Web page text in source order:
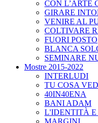
CON L’ARTE
GIRARE
VENIRE AL
COLTIVARE
FUORI POSTO
BLANCA
SEMINARE
Mostre 2015-2022
INTERLUDI
TU COSA
40IN40ENA
BANI ADAM
L'IDENTITÀ E
MARGINI